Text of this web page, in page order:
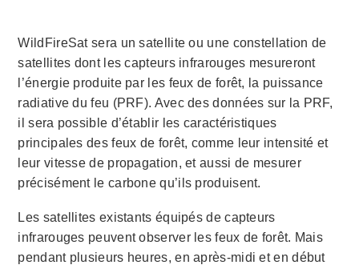
WildFireSat sera un satellite ou une constellation de
satellites dont les capteurs infrarouges mesureront
l’énergie produite par les feux de forêt, la puissance
radiative du feu (PRF). Avec des données sur la PRF,
il sera possible d’établir les caractéristiques
principales des feux de forêt, comme leur intensité et
leur vitesse de propagation, et aussi de mesurer
précisément le carbone qu’ils produisent.
Les satellites existants équipés de capteurs
infrarouges peuvent observer les feux de forêt. Mais
pendant plusieurs heures, en après-midi et en début